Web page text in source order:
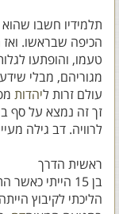
תלמידיו חשבו
הכיפה שבראשו.
טעמו, והופתעו
מגוריהם, מבלי
עולם זרות ליהדות
זך זה נמצא על סף
לרוויה. דב גילה
ראשית הדרך
בן 15 הייתי
הליכתי לקיבוץ